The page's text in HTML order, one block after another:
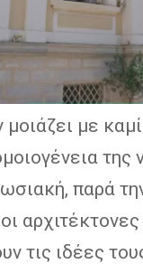
με
της
παρά
τις ιδέες